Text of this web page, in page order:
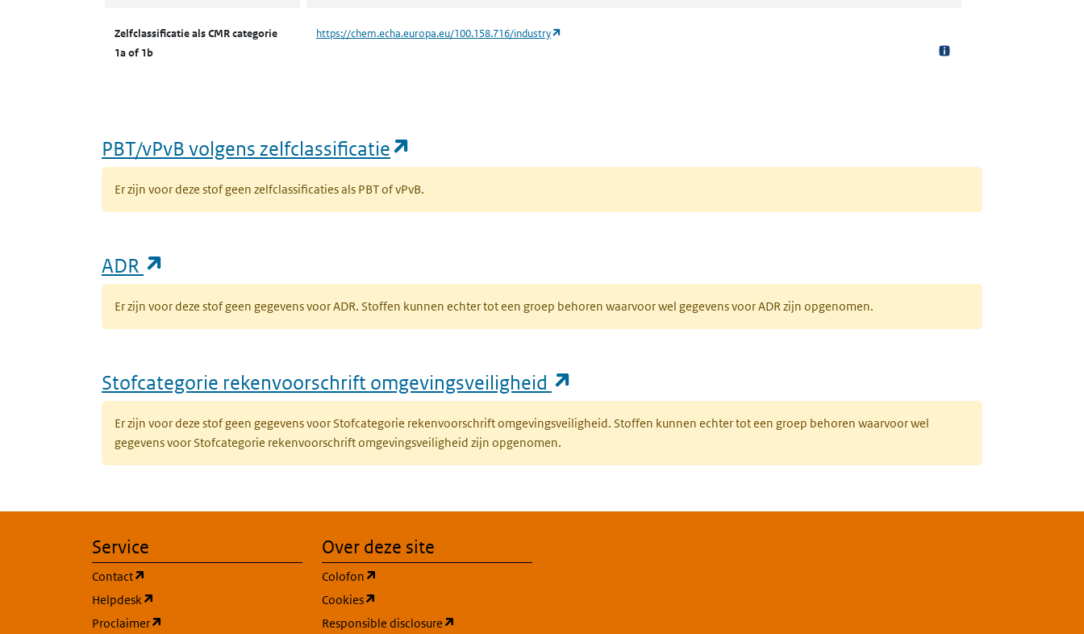
Zelfclassificatie als CMR categorie
1a of 1b
https://chem.echa.europa.eu/100.158.716/industry
PBT/vPvB volgens zelfclassificatie
Er zijn voor deze stof geen zelfclassificaties als PBT of vPvB.
ADR
Er zijn voor deze stof geen gegevens voor ADR. Stoffen kunnen echter tot een groep behoren waarvoor wel gegevens voor ADR zijn opgenomen.
Stofcategorie rekenvoorschrift omgevingsveiligheid
Er zijn voor deze stof geen gegevens voor Stofcategorie rekenvoorschrift omgevingsveiligheid. Stoffen kunnen echter tot een groep behoren waarvoor wel
gegevens voor Stofcategorie rekenvoorschrift omgevingsveiligheid zijn opgenomen.
Service
Contact
Helpdesk
Proclaimer
Over deze site
Colofon
Cookies
Responsible disclosure